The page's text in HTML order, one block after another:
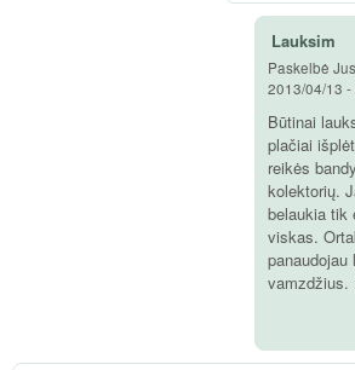
Lauksim
Paskelbė
2013/04/13 -
Būtinai
plačiai
reikės
kolektorių.
belaukia tik
viskas.
vamzdžius.